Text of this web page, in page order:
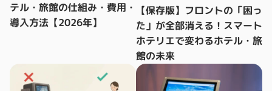
テル・旅館の仕組み・費用・
導入方法【2026年】
【保存版】フロントの「困っ
た」が全部消える！スマート
ホテリエで変わるホテル・旅
館の未来